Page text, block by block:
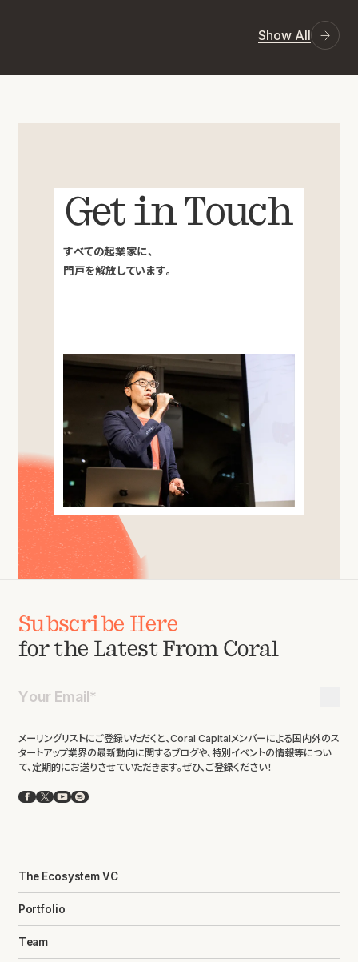
Show All
Get in Touch
すべての起業家に、
門戸を解放しています。
Subscribe Here
for the Latest From Coral
メーリングリストにご登録いただくと、Coral Capitalメンバーによる国内外のス
タートアップ業界の最新動向に関するブログや、特別イベントの情報等につい
て、定期的にお送りさせていただきます。ぜひ、ご登録ください！
Facebook
X YouTube
Spotify
The Ecosystem VC
Portfolio
Team